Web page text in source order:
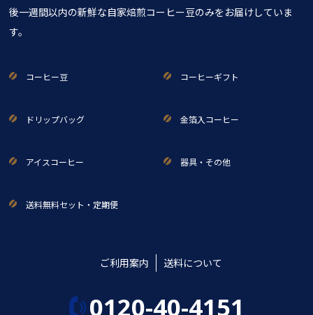
後一週間以内の新鮮な自家焙煎コーヒー豆のみをお届けしていま
す。
コーヒー豆 コーヒーギフト
ドリップバッグ 金箔入コーヒー
アイスコーヒー 器具・その他
送料無料セット・定期便
ご利用案内 送料について
0120-40-4151